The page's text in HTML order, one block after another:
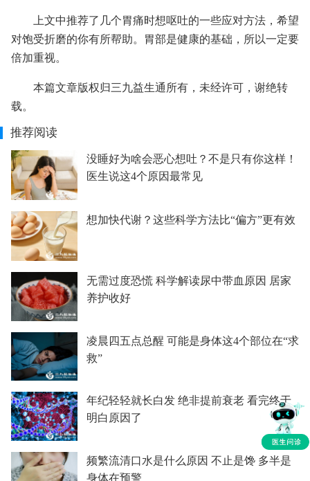
上文中推荐了几个胃痛时想呕吐的一些应对方法，希望
对饱受折磨的你有所帮助。胃部是健康的基础，所以一定要
倍加重视。
本篇文章版权归三九益生通所有，未经许可，谢绝转
载。
推荐阅读
没睡好为啥会恶心想吐？不是只有你这样！
医生说这4个原因最常见
想加快代谢？这些科学方法比“偏方”更有效
无需过度恐慌 科学解读尿中带血原因 居家
养护收好
凌晨四五点总醒 可能是身体这4个部位在“求
救”
年纪轻轻就长白发 绝非提前衰老 看完终于
明白原因了
频繁流清口水是什么原因 不止是馋 多半是
身体在预警